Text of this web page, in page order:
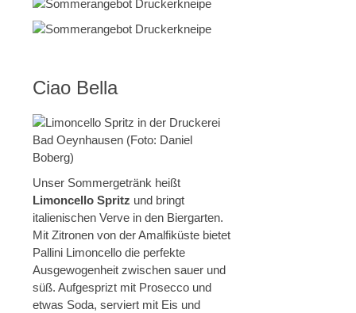
Ciao Bella
Unser Sommergetränk heißt
Limoncello Spritz und bringt
italienischen Verve in den Biergarten.
Mit Zitronen von der Amalfiküste bietet
Pallini Limoncello die perfekte
Ausgewogenheit zwischen sauer und
süß. Aufgesprizt mit Prosecco und
etwas Soda, serviert mit Eis und